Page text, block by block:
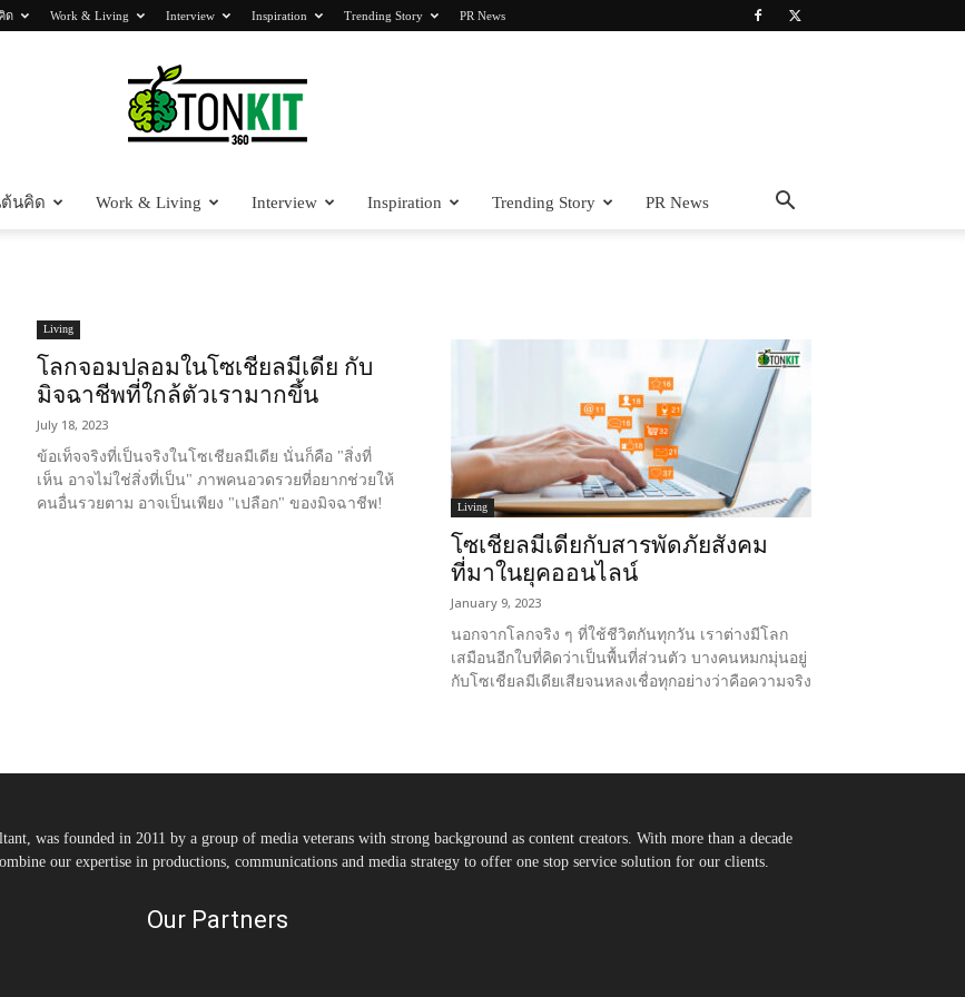
ด Work & Living Interview Inspiration Trending Story PR News
ต้นคิด Work & Living Interview Inspiration Trending Story PR News
Living
โลกจอมปลอมในโซเชียลมีเดีย กับ
มิจฉาชีพที่ใกล้ตัวเรามากขึ้น
July 18, 2023
ข้อเท็จจริงที่เป็นจริงในโซเชียลมีเดีย นั่นก็คือ "สิ่งที่
เห็น อาจไม่ใช่สิ่งที่เป็น" ภาพคนอวดรวยที่อยากช่วยให้
คนอื่นรวยตาม อาจเป็นเพียง "เปลือก" ของมิจฉาชีพ!
Living
โซเชียลมีเดียกับสารพัดภัยสังคม
ที่มาในยุคออนไลน์
January 9, 2023
นอกจากโลกจริง ๆ ที่ใช้ชีวิตกันทุกวัน เราต่างมีโลก
เสมือนอีกใบที่คิดว่าเป็นพื้นที่ส่วนตัว บางคนหมกมุ่นอยู่
กับโซเชียลมีเดียเสียจนหลงเชื่อทุกอย่างว่าคือความจริง
was founded in 2011 by a group of media veterans with strong background as content creators. With more than a decade
our expertise in productions, communications and media strategy to offer one stop service solution for our clients.
Our Partners